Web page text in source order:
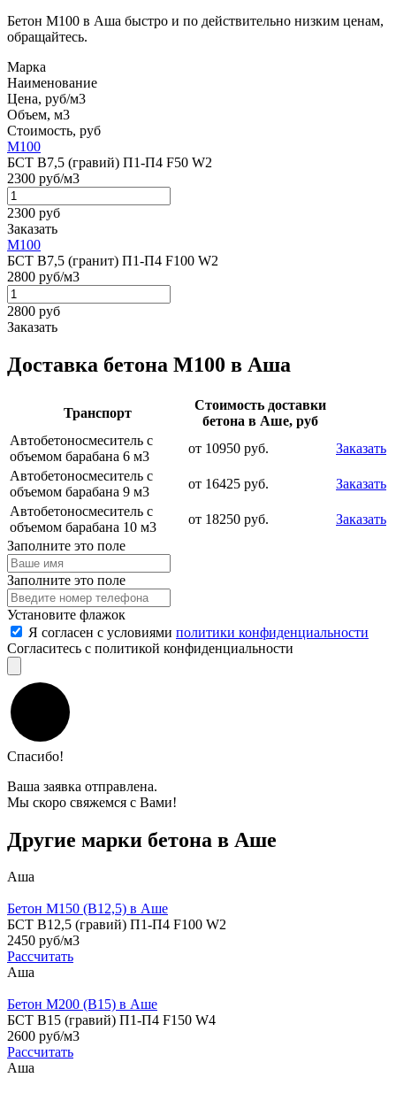
Бетон М100 в Аша быстро и по действительно низким ценам,
обращайтесь.
Марка
Наименование
Цена, руб/м3
Объем, м3
Стоимость, руб
М100
БСТ В7,5 (гравий) П1-П4 F50 W2
2300 руб/м3
2300 руб
Заказать
М100
БСТ В7,5 (гранит) П1-П4 F100 W2
2800 руб/м3
2800 руб
Заказать
Доставка бетона М100 в Аша
Транспорт
Стоимость доставки
бетона в Аше, руб
Автобетоносмеситель с
объемом барабана 6 м3
от 10950 руб.
Заказать
Автобетоносмеситель с
объемом барабана 9 м3
от 16425 руб.
Заказать
Автобетоносмеситель с
объемом барабана 10 м3
от 18250 руб.
Заказать
Заполните это поле
Заполните это поле
Установите флажок
Я согласен с условиями политики конфиденциальности
Согласитесь с политикой конфиденциальности
Спасибо!
Ваша заявка отправлена.
Мы скоро свяжемся с Вами!
Другие марки бетона в Аше
Аша
Бетон М150 (B12,5) в Аше
БСТ В12,5 (гравий) П1-П4 F100 W2
2450 руб/м3
Рассчитать
Аша
Бетон М200 (B15) в Аше
БСТ В15 (гравий) П1-П4 F150 W4
2600 руб/м3
Рассчитать
Аша